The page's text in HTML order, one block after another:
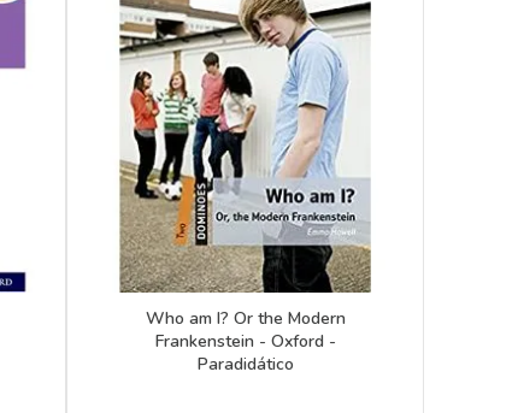
Who am I? Or the Modern
Frankenstein - Oxford -
Paradidático